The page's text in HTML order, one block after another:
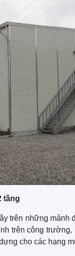
tầng
trên những
trên công
cho các hạng